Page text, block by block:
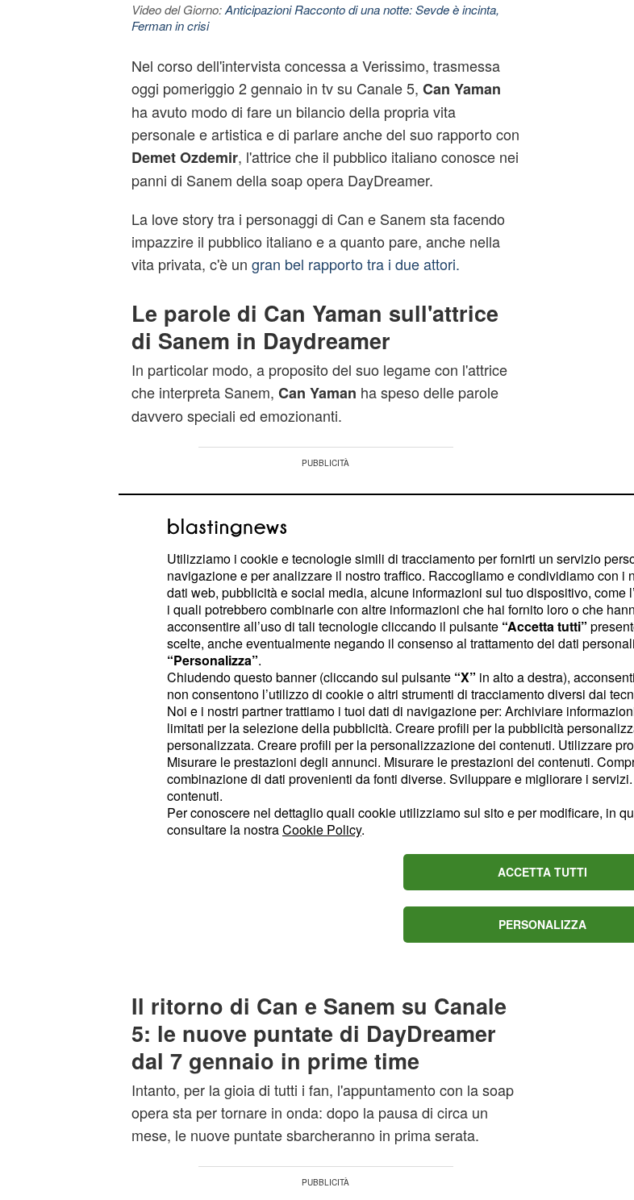
Video del Giorno:Anticipazioni Racconto di una notte: Sevde è incinta,
Ferman in crisi
Nel corso dell'intervista concessa a Verissimo, trasmessa
oggi pomeriggio 2 gennaio in tv su Canale 5, Can Yaman
ha avuto modo di fare un bilancio della propria vita
personale e artistica e di parlare anche del suo rapporto con
Demet Ozdemir, l'attrice che il pubblico italiano conosce nei
panni di Sanem della soap opera DayDreamer.
La love story tra i personaggi di Can e Sanem sta facendo
impazzire il pubblico italiano e a quanto pare, anche nella
vita privata, c'è un gran bel rapporto tra i due attori.
Le parole di Can Yaman sull'attrice
di Sanem in Daydreamer
In particolar modo, a proposito del suo legame con l'attrice
che interpreta Sanem, Can Yaman ha speso delle parole
davvero speciali ed emozionanti.
"Demet è una persona molto importante per me e lo sarà
sempre", ha ammesso l'attore turco, confermando quindi
che tra lui e la sua collega sul set di DayDreamer c'è un
gran bel rapporto di amicizia, che va al di là delle
esperienze lavorative e professionali condivise in questi
Un rapporto speciale, quindi, quello tra Can Yaman e la
bella Demet, che continua a far sognare anche i
Il ritorno di Can e Sanem su Canale
5: le nuove puntate di DayDreamer
dal 7 gennaio in prime time
Intanto, per la gioia di tutti i fan, l'appuntamento con la soap
opera sta per tornare in onda: dopo la pausa di circa un
mese, le nuove puntate sbarcheranno in prima serata.
Utilizziamo i cookie e tecnologie simili di tracciamento per fornirti un servizio
navigazione e per analizzare il nostro traffico. Raccogliamo e condividiamo con i
dati web, pubblicità e social media, alcune informazioni sul tuo dispositivo, come
i quali potrebbero combinarle con altre informazioni che hai fornito loro o che
acconsentire all’uso di tali tecnologie cliccando il pulsante “Accetta tutti”
scelte, anche eventualmente negando il consenso al trattamento dei dati
“Personalizza”.
Chiudendo questo banner (cliccando sul pulsante “X” in alto a destra),
non consentono l’utilizzo di cookie o altri strumenti di tracciamento diversi dai
Noi e i nostri partner trattiamo i tuoi dati di navigazione per: Archiviare
limitati per la selezione della pubblicità. Creare profili per la pubblicità
personalizzata. Creare profili per la personalizzazione dei contenuti. Utilizzare
Misurare le prestazioni degli annunci. Misurare le prestazioni dei contenuti.
combinazione di dati provenienti da fonti diverse. Sviluppare e migliorare i
contenuti.
Per conoscere nel dettaglio quali cookie utilizziamo sul sito e per modificare, in
consultare la nostraCookie Policy.
ACCETTA TUTTI
PERSONALIZZA